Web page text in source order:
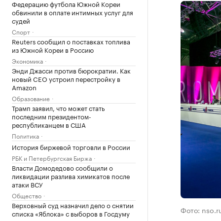
Федерацию футбола Южной Кореи
обвинили в оплате интимных услуг для
судей
Спорт
Reuters сообщил о поставках топлива
из Южной Кореи в Россию
Экономика
Энди Джасси против бюрократии. Как
новый CEO устроил перестройку в
Amazon
Образование
Трамп заявил, что может стать
последним президентом-
республиканцем в США
Политика
История биржевой торговли в России
РБК и Петербургская Биржа
Власти Домодедово сообщили о
ликвидации разлива химикатов после
атаки ВСУ
Общество
Верховный суд назначил дело о снятии
списка «Яблока» с выборов в Госдуму
Фото: